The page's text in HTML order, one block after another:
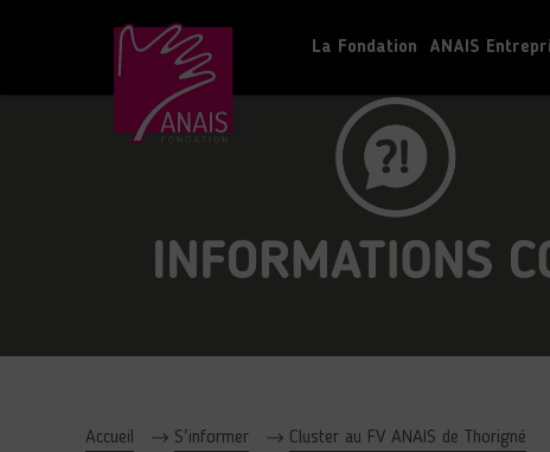
La Fondation ANAIS
Accueil S'informer Cluster au FV ANAIS de Thorigné